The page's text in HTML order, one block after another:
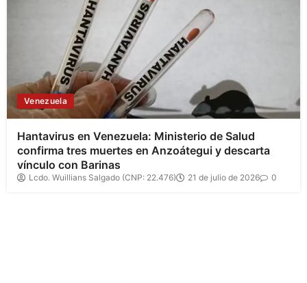
Venezuela
Hantavirus en Venezuela: Ministerio de Salud
confirma tres muertes en Anzoátegui y descarta
vínculo con Barinas
Lcdo. Wuillians Salgado (CNP: 22.476) 21 de julio de 2026 0